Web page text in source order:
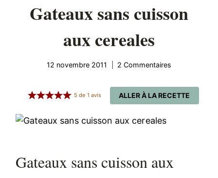
Gateaux sans cuisson
aux cereales
12 novembre 2011 2 Commentaires
ALLER À LA RECETTE
5 de1 avis
Gateaux sans cuisson aux